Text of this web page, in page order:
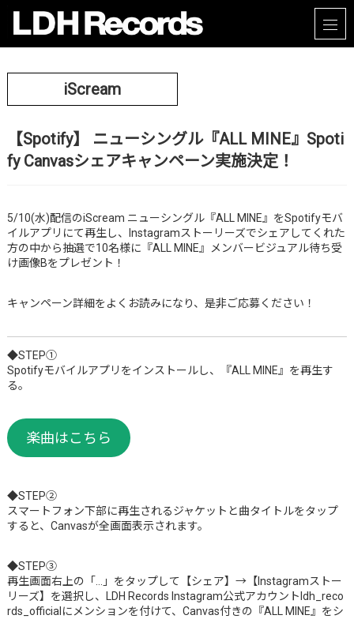
iScream
【Spotify】 ニューシングル『ALL MINE』Spoti
fy Canvasシェアキャンペーン実施決定！
5/10(水)配信のiScream ニューシングル『ALL MINE』をSpotifyモバ
イルアプリにて再生し、Instagramストーリーズでシェアしてくれた
方の中から抽選で10名様に『ALL MINE』メンバービジュアル待ち受
け画像Bをプレゼント！
キャンペーン詳細をよくお読みになり、是非ご応募ください！
◆STEP①
Spotifyモバイルアプリをインストールし、『ALL MINE』を再生す
る。
楽曲はこちら
◆STEP②
スマートフォン下部に再生されるジャケットと曲タイトルをタップ
すると、Canvasが全画面表示されます。
◆STEP③
再生画面右上の「…」をタップして【シェア】→【Instagramストー
リーズ】を選択し、LDH Records Instagram公式アカウントldh_reco
rds_officialにメンションを付けて、Canvas付きの『ALL MINE』をシ